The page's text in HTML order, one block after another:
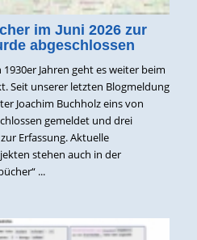
im Juni 2026 zur
abgeschlossen
Jahren geht es weiter beim
Seit unserer letzten Blogmeldung
Joachim Buchholz eins von
gemeldet und drei
Erfassung. Aktuelle
stehen auch in der
...